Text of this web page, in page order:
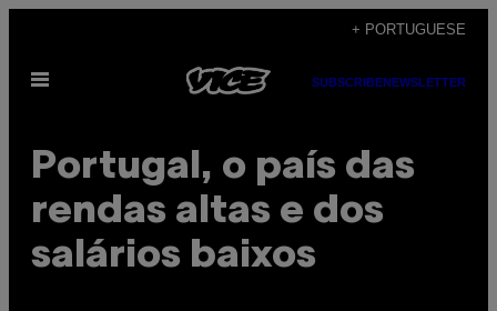
content
+ PORTUGUESE
Open
SUBSCRIBENEWSLETTER
Portugal, o país das
rendas altas e dos
salários baixos